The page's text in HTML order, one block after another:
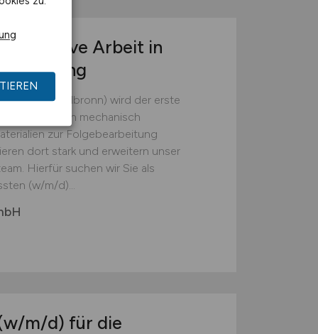
operative Arbeit in
Heilbronn) wird der erste
die Batterien mechanisch
zur Folgebearbeitung
dort stark und erweitern unser
Hierfür suchen wir Sie als
(w/m/d)...
m/d) für die